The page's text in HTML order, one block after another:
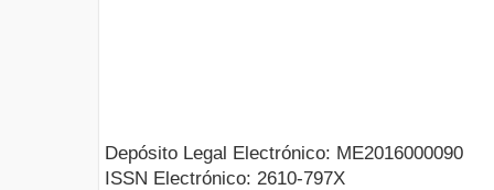
Depósito Legal Electrónico: ME2016000090
ISSN Electrónico: 2610-797X